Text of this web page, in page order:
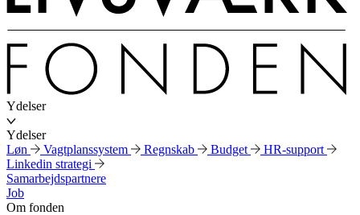
Ydelser
Ydelser
Løn
Vagtplanssystem Regnskab Budget
HR-support
Linkedin strategi
Samarbejdspartnere
Job
Om fonden